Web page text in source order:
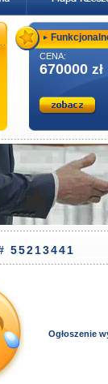
CENA:
670000 zł
55213441
Ogłoszenie